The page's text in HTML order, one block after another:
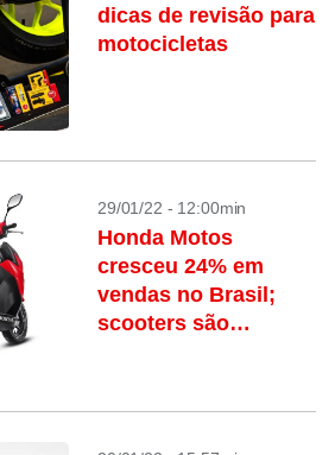
dicas de revisão para
motocicletas
29/01/22 - 12:00min
Honda Motos
cresceu 24% em
vendas no Brasil;
scooters são